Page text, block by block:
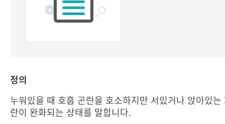
정의
누워있을 때 호흡 곤란을 호소하지만 서있거나 앉아있
란이 완화되는 상태를 말합니다.